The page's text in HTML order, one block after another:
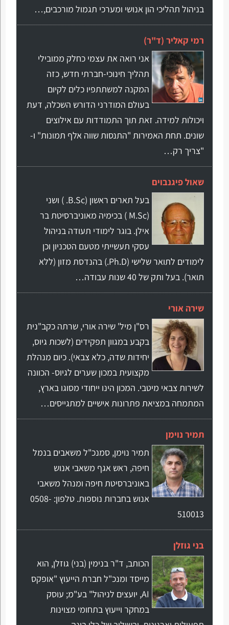
בניהול תהליכי הון אנושי ומערכי תגמול מורכבים,…
רמי קאליר (ד"ר)
אני רואה את עצמי כחלק ממובילי
תהליך חינוכי-חברתי חדש, כזה
המקנה למשתתפיו כלים לקיום
בעולם המודרני הדורש השכלה, דעת
ויכולות למידה. זאת תוך התמודדות עם אילוצים
שונים. תחת האמירות "התנסות שווה אלף תמונות" ו-
"צריך רק…
שאול פיגנבוים
בעל תארים ראשון (B.Sc. ) ושני
(M.Sc ) בכימיה מאוניברסיטת בר
אילן. בוגר לימודי תעודה בניהול
עסקי תעשייתי מטעם הטכניון וכן
לימודים לתואר שלישי (Ph.D.) בהנדסת מזון (ללא
תואר). בעל ותק של 40 שנות עבודה…
שירה אורי
רס"ן מיל' שירה אורי, שרתה כקב"נית
בקבע במגוון תפקידים (לשכות גיוס,
יחידות שדה, כלא צבאי). כיום מנהלת
מקצועית במכון שערים לגיוס- הכוונה
לשירות צבאי מיטבי. המכון הינו ייחודי מסוגו בארץ,
המתמחה במציאת פתרונות אישיים למתגייסים…
תמיר נוימן
תמיר נוימן, סמנכ"ל משאבים בנמל
חיפה, ראש אגף משאבי אנוש
באוניברסיטת חיפה ומנהל משאבי
אנוש בחברות נוספות. טלפון: 0508-
510013
בני גוזלן
הכותב, ד"ר בנימין (בני) גוזלן, הוא
מייסד ומנכ"ל חברת הייעוץ "אופקס
AI, יועצים לניהול" בע"מ; עוסק
במחקר וייעוץ בתחומי מצוינות